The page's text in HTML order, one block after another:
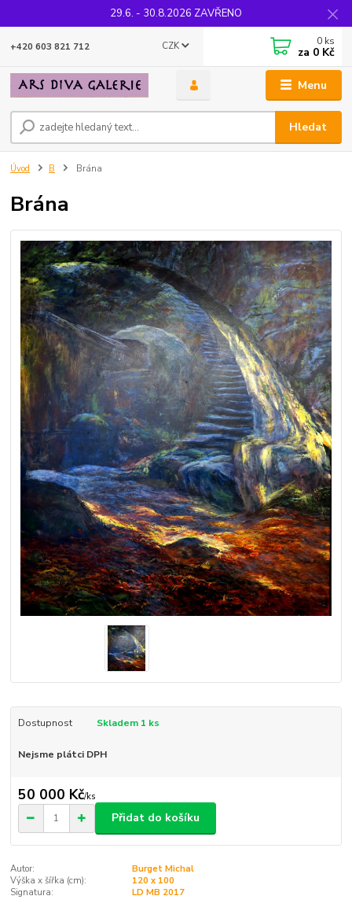
29.6. - 30.8.2026 ZAVŘENO
Menu
CZK
Hledat
+420 603 821 712 0 ks
za 0 Kč
Úvod B Brána
Brána
Dostupnost Skladem 1 ks
Nejsme plátci DPH
50 000 Kč/ks
Přidat do košíku
Autor:
Burget Michal
Výška x šířka (cm):
120 x 100
Signatura:
LD MB 2017